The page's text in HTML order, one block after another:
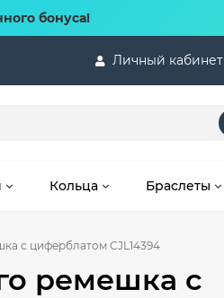
бонуса!
Личный кабинет
Кольца Браслеты
с циферблатом CJL14394
ремешка с